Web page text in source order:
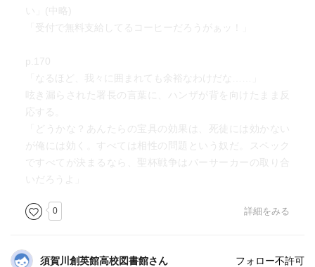
い」(中略)
「受付で無料支給してるコーヒーだろうがぁッ！」
p.170
「なるほど、我々に囲まれても余裕なわけだな……」
呟き漏らされた署長の言葉に、ハンザが背を向けたまま反
応する。
「どうかな？あんたらの宝具の効果は、死徒には効かない
が俺には効く。すべては相性の問題という奴だ。スペック
ですべてが決まるなら、聖杯戦争はバーサーカーの取り合
いだろうよ」
0 詳細をみる
須賀川創英館高校図書館さん フォロー不許可